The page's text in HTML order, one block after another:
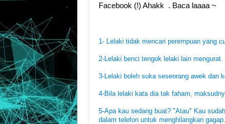
Facebook (!) Ahakk . Baca laaaa ~
1- Lelaki tidak mencari perempuan yang
2-Lelaki benci tengok lelaki lain mengurat.
3-Lelaki boleh suka seseorang awek dan
4-Bila lelaki kata dia tak faham,
5-Apa kau sedang buat? "Atau" Kau
dalam telefon untuk menghilangkan gagap.